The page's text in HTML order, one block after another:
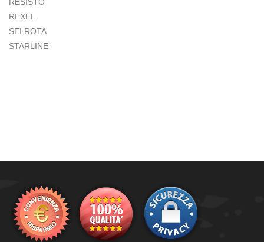
REXEL
SEI ROTA
STARLINE